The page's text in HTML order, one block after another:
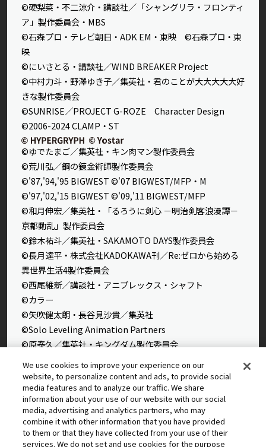
©硬梨菜・不二涼介・講談社／「シャングリラ・フロンティ
ア」製作委員会・MBS
©石森プロ・テレビ朝日・ADK EM・東映 ©石森プロ・東
映
©にいさとる・講談社／WIND BREAKER Project
©中村力斗・野澤ゆき子／集英社・君のことが大大大大大好
きな製作委員会
©SUNRISE／PROJECT G-ROZE Character Design
©2006-2024 CLAMP・ST
©ゆでたまご／集英社・キン肉マン製作委員会
©荒川弘／鋼の錬金術師製作委員会
©'87,'94,'95 BIGWEST ©'07 BIGWEST/MFP・M
©'97,'02,'15 BIGWEST ©'09,'11 BIGWEST/MFP
©和月伸宏／集英社・「るろうに剣心 －明治剣客浪漫譚－
京都動乱」製作委員会
©鈴木祐斗／集英社・SAKAMOTO DAYS製作委員会
©長月達平・株式会社KADOKAWA刊／Re:ゼロから始める
異世界生活4製作委員会
©西尾維新／講談社・アニプレックス・シャフト
©カラー
©矢吹健太朗・長谷見沙貴／集英社
©Solo Leveling Animation Partners
©原泰久／集英社・キングダム製作委員会
©石田スイ／集英社・東京喰種：re製作委員会
©外薗健／集英社
©タカヒロ・竹村洋平／集英社・魔防隊広報部
©高橋留美子／小学館・読売テレビ・サンライズ 2009
©藤本タツキ／集英社・ＭＡＰＰＡ
We use cookies to improve your experience on our
website, to personalize content and ads, to provide social
media features and to analyze our traffic. We share
information about your use of our website with our social
media, advertising and analytics partners, who may
combine it with other information that you have provided
to them or that they have collected from your use of their
services. We do not set and use cookies for the purpose